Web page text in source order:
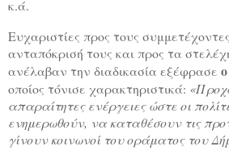
κ.ά.
Ευχαριστίες προς τους
ανταπόκρισή τους και προς τα
ανέλαβαν την διαδικασία εξέφρασε
οποίος τόνισε χαρακτηριστικά:
απαραίτητες ενέργειες ώστε οι
ενημερωθούν, να καταθέσουν τις
γίνουν κοινωνοί του οράματος του